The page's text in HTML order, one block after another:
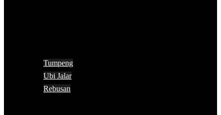
Tumpeng
Ubi Jalar
Rebusan